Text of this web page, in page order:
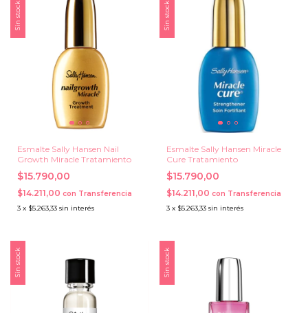
Sin stock
Esmalte Sally Hansen Nail
Growth Miracle Tratamiento
$15.790,00
$14.211,00 con Transferencia
3 x $5.263,33 sin interés
Sin stock
Esmalte Sally Hansen Miracle
Cure Tratamiento
$15.790,00
$14.211,00 con Transferencia
3 x $5.263,33 sin interés
Sin stock Sin stock